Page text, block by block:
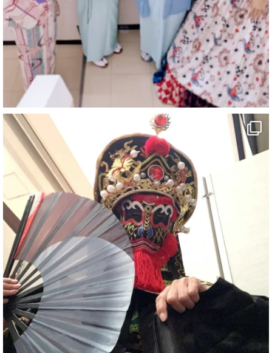
ブログ更新しました
「マジシャン和歌山旅 白浜町・三段壁洞窟」
#企業公式がお疲れ様を言い合う
#旅行好きな人と繋がりたい
#一人旅
#女性マジシャン
#出張マジック
#マジシャン派遣
#イリュージョン
#和歌山県
#白浜町
#変面ショー
#イベント
#宴会
#余興
2 X
さらに読み込む